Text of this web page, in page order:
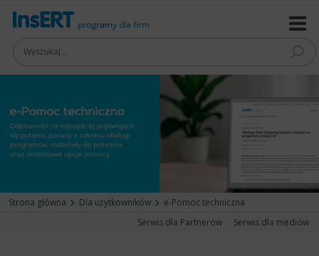
Strona główna Dla użytkowników
e-Pomoc techniczna
Serwis dla Partnerów
Serwis dla mediów